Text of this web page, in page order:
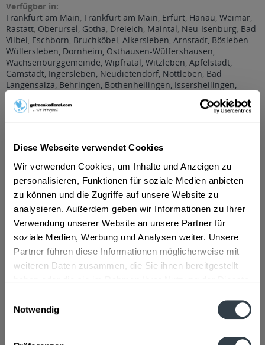
Diese Webseite verwendet Cookies
Wir verwenden Cookies, um Inhalte und Anzeigen zu
personalisieren, Funktionen für soziale Medien anbieten
zu können und die Zugriffe auf unsere Website zu
analysieren. Außerdem geben wir Informationen zu Ihrer
Verwendung unserer Website an unsere Partner für
soziale Medien, Werbung und Analysen weiter. Unsere
Partner führen diese Informationen möglicherweise mit
weiteren Daten zusammen, die Sie ihnen bereitgestellt
Notwendig
Verfügbar in:
Frankfurt am Main, Frankfurt am Main, Erfurt, Hanau, Weimar,
Rastatt, Oberursel, Gotha, Dreieich, Maintal, Neu-Isenburg, Bad
Vilbel, Eschborn, Bruchköbel, Alkersleben, Arnstadt, Bösleben-
Wüllersleben, Dornheim, Osthausen-Wülfershausen,
Wachsenburggemeinde, Wipfratal, Witzleben, Apfelstädt,
Gamstädt, Ingersleben, Neudietendorf, Nottleben, Bad
Langensalza, Behringen, Bothenheilingen, Issersheilingen,
Kirchheilingen, Kleinwelsbach, Mülverstedt, Neunheilingen,
Schönstedt, Sundhausen, Tottleben, Weberstedt
,Ballstädt,
Pferdingsleben, Remstädt, Schwabhaus,
Daasdorf am Berge, Hopfgarten, Isseroda, Niederzimmern,
Nohra, Ottstedt am Berge, Utzberg
Bienstädt, Dachwig,
Döllstädt, Gierstädt/Kleinfahner, Großfahner, Zimmernsupra
Beschreibung
mehr
"Clausthaler Alkoholfrei Naturtrüb 20 x 0,5l"
Fragen zum Artikel?
Zutaten und Allergene